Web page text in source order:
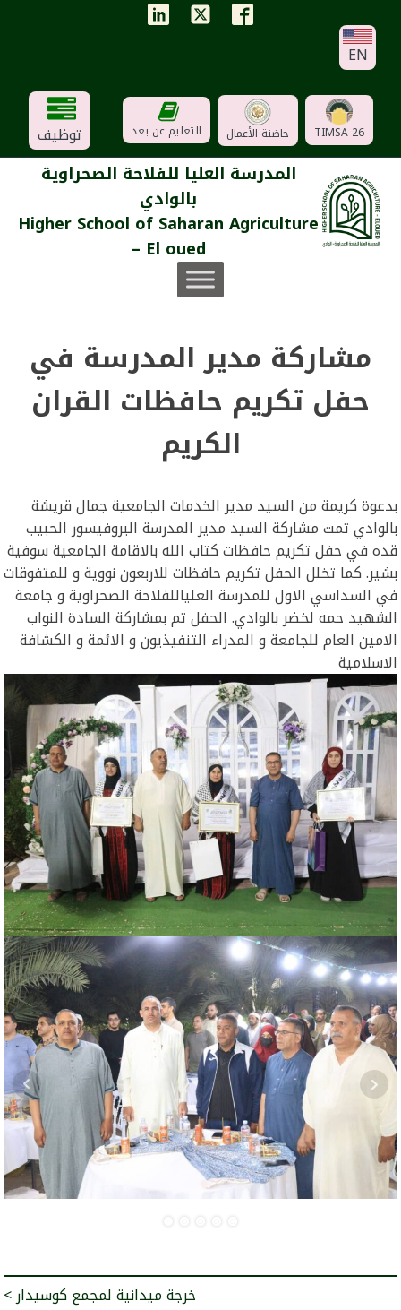
EN
TIMSA 26 حاضنة الأعمال التعليم عن بعد توظيف
المدرسة العليا للفلاحة الصحراوية
بالوادي
Higher School of Saharan Agriculture
– El oued
مشاركة مدير المدرسة في
حفل تكريم حافظات القران
الكريم
بدعوة كريمة من السيد مدير الخدمات الجامعية جمال قريشة
بالوادي تمت مشاركة السيد مدير المدرسة البروفيسور الحبيب
قده في حفل تكريم حافظات كتاب الله بالاقامة الجامعية سوفية
بشير. كما تخلل الحفل تكريم حافظات للاربعون نووية و للمتفوقات
في السداسي الاول للمدرسة العلياللفلاحة الصحراوية و جامعة
الشهيد حمه لخضر بالوادي. الحفل تم بمشاركة السادة النواب
الامين العام للجامعة و المدراء التنفيذيون و الائمة و الكشافة
الاسلامية
< خرجة ميدانية لمجمع كوسيدار